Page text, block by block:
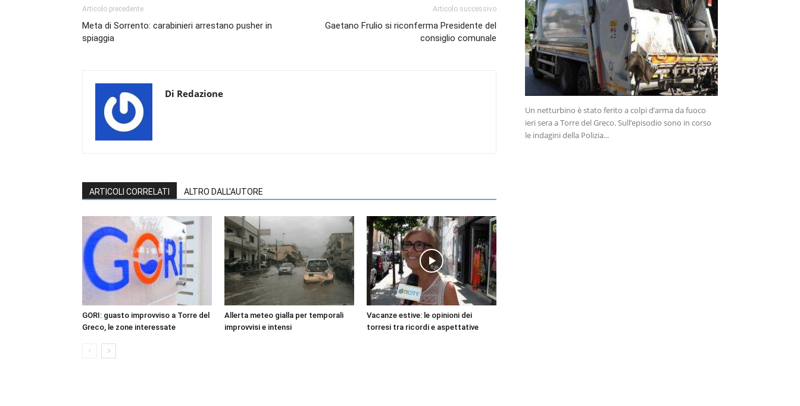
Articolo precedente
Meta di Sorrento: carabinieri arrestano pusher in
spiaggia
Articolo successivo
Gaetano Frulio si riconferma Presidente del
consiglio comunale
Di Redazione
ARTICOLI CORRELATI ALTRO DALL'AUTORE
GORI: guasto improvviso a Torre del
Greco, le zone interessate
Allerta meteo gialla per temporali
improvvisi e intensi
Vacanze estive: le opinioni dei
torresi tra ricordi e aspettative
Un netturbino è stato ferito a colpi d’arma da fuoco
ieri sera a Torre del Greco. Sull’episodio sono in corso
le indagini della Polizia...